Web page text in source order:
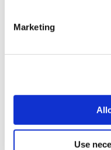
Marketing
Use
お届け開始日：
バイオハザード30周